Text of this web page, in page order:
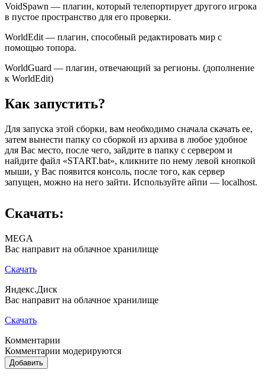
VoidSpawn — плагин, который телепортирует другого игрока
в пустое пространство для его проверки.
WorldEdit — плагин, способный редактировать мир с
помощью топора.
WorldGuard — плагин, отвечающий за регионы. (дополнение
к WorldEdit)
Как запустить?
Для запуска этой сборки, вам необходимо сначала скачать ее,
затем вынести папку со сборкой из архива в любое удобное
для Вас место, после чего, зайдите в папку с сервером и
найдите файл «START.bat», кликните по нему левой кнопкой
мыши, у Вас появится консоль, после того, как сервер
запущен, можно на него зайти. Используйте айпи — localhost.
Скачать:
MEGA
Вас направит на облачное хранилище
Скачать
Яндекс.Диск
Вас направит на облачное хранилище
Скачать
Комментарии
Комментарии модерируются
Добавить